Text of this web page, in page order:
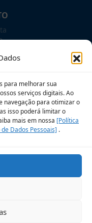
para melhorar sua
serviços digitais. Ao
navegação para otimizar o
isso poderá limitar o
mais em nossa [Política
Dados Pessoais] .
frequentes
nosso site